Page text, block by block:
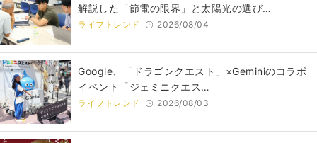
解説した「節電の限界」と太陽光の選び…
ライフトレンド 2026/08/04
Google、「ドラゴンクエスト」×Geminiのコラボ
イベント「ジェミニクエス…
ライフトレンド 2026/08/03